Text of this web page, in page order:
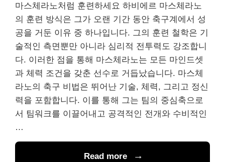
마스체라노처럼 훈련하세요 하비에르 마스체라노
의 훈련 방식은 그가 오랜 기간 동안 축구계에서 성
공을 거둔 이유 중 하나입니다. 그의 훈련 철학은 기
술적인 측면뿐만 아니라 심리적 전투력도 강조합니
다. 이러한 점을 통해 마스체라노는 모든 마인드셋
과 체력 조건을 갖춘 선수로 거듭났습니다. 마스체
라노의 축구 비법은 뛰어난 기술, 체력, 그리고 정신
력을 포함합니다. 이를 통해 그는 팀의 중심축으로
서 팀워크를 이끌어내고 공격적인 전개와 수비적인
…
Read more